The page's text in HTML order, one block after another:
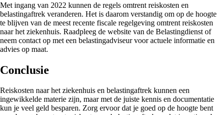
Met ingang van 2022 kunnen de regels omtrent reiskosten en
belastingaftrek veranderen. Het is daarom verstandig om op de hoogte
te blijven van de meest recente fiscale regelgeving omtrent reiskosten
naar het ziekenhuis. Raadpleeg de website van de Belastingdienst of
neem contact op met een belastingadviseur voor actuele informatie en
advies op maat.
Conclusie
Reiskosten naar het ziekenhuis en belastingaftrek kunnen een
ingewikkelde materie zijn, maar met de juiste kennis en documentatie
kun je veel geld besparen. Zorg ervoor dat je goed op de hoogte bent